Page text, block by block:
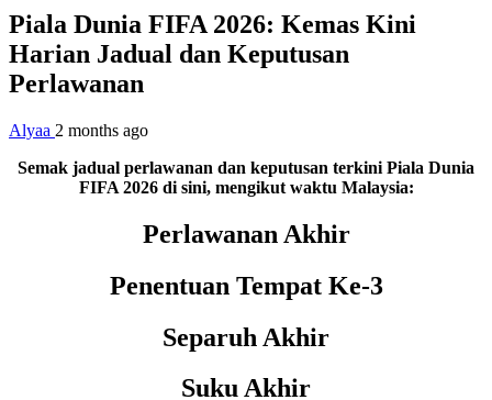
Piala Dunia FIFA 2026: Kemas Kini
Harian Jadual dan Keputusan
Perlawanan
Alyaa 2 months ago
Semak jadual perlawanan dan keputusan terkini Piala Dunia
FIFA 2026 di sini, mengikut waktu Malaysia:
Perlawanan Akhir
Penentuan Tempat Ke-3
Separuh Akhir
Suku Akhir